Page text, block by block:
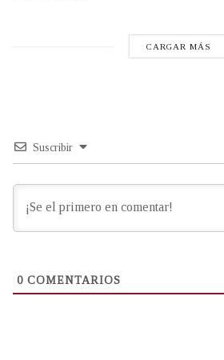
CARGAR MÁS
Suscribir
0 COMENTARIOS